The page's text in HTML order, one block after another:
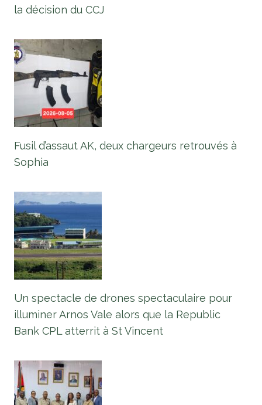
la décision du CCJ
Fusil d’assaut AK, deux chargeurs retrouvés à
Sophia
Un spectacle de drones spectaculaire pour
illuminer Arnos Vale alors que la Republic
Bank CPL atterrit à St Vincent